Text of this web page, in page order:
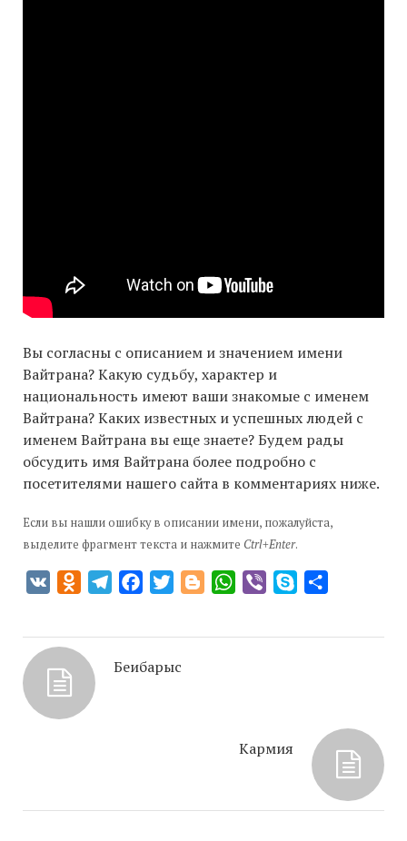
Вы согласны с описанием и значением имени
Вайтрана? Какую судьбу, характер и
национальность имеют ваши знакомые с именем
Вайтрана? Каких известных и успешных людей с
именем Вайтрана вы еще знаете? Будем рады
обсудить имя Вайтрана более подробно с
посетителями нашего сайта в комментариях ниже.
Если вы нашли ошибку в описании имени, пожалуйста,
выделите фрагмент текста и нажмите Ctrl+Enter.
VK Odnoklassniki
TelegramFacebookTwitterBloggerWhatsApp
Viber Skype
Беибарыс
Кармия